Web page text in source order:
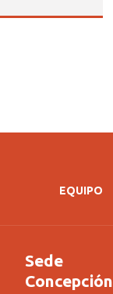
EQUIPO
Sede
Concepción